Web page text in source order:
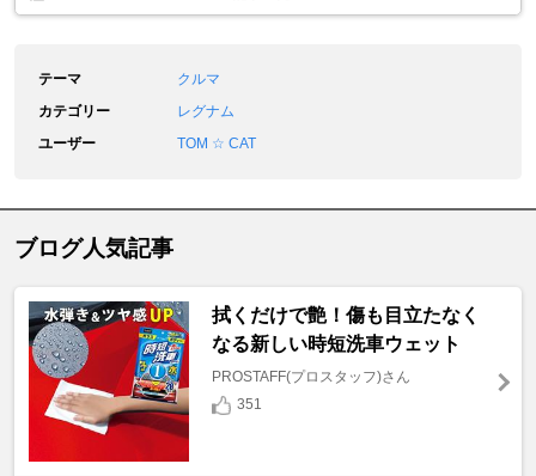
テーマ
クルマ
カテゴリー
レグナム
ユーザー
TOM ☆ CAT
ブログ人気記事
拭くだけで艶！傷も目立たなく
なる新しい時短洗車ウェット
PROSTAFF(プロスタッフ)さん
351